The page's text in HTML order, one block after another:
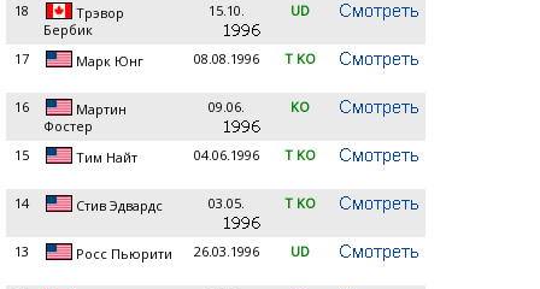
18
Трэвор
Бербик
15.10. UD
17 Марк Юнг 08.08.1996 T KO
16
Мартин
Фостер
09.06. KO
15 Тим Найт 04.06.1996 T KO
14 Стив Эдвардс 03.05. T KO
13 Росс Пьюрити 26.03.1996 UD